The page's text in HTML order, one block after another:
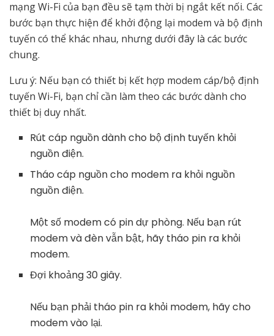
mạng Wi-Fi của bạn đều sẽ tạm thời bị ngắt kết nối. Các
bước bạn thực hiện để khởi động lại modem và bộ định
tuyến có thể khác nhau, nhưng dưới đây là các bước
chung.
Lưu ý: Nếu bạn có thiết bị kết hợp modem cáp/bộ định
tuyến Wi-Fi, bạn chỉ cần làm theo các bước dành cho
thiết bị duy nhất.
Rút cáp nguồn dành cho bộ định tuyến khỏi
nguồn điện.
Tháo cáp nguồn cho modem ra khỏi nguồn
nguồn điện.
Một số modem có pin dự phòng. Nếu bạn rút
modem và đèn vẫn bật, hãy tháo pin ra khỏi
modem.
Đợi khoảng 30 giây.
Nếu bạn phải tháo pin ra khỏi modem, hãy cho
modem vào lại.